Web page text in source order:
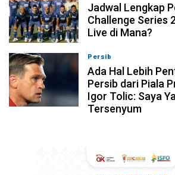
Jadwal Lengkap
Challenge Series
Live di Mana?
Persib
Ada Hal Lebih
Persib dari Piala
Igor Tolic: Saya
Tersenyum